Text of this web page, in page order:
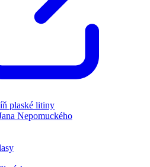
plaské litiny
Nepomuckého